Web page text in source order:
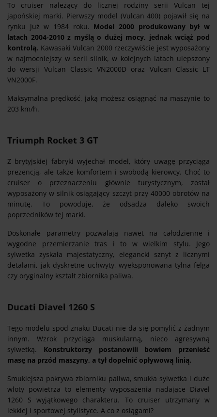
To cruiser należący do licznej rodziny serii Vulcan tej
japońskiej marki. Pierwszy model (Vulcan 400) pojawił się na
rynku już w 1984 roku. Model 2000 produkowany był w
latach 2004-2010 z myślą o dużej mocy, jednak wciąż pod
kontrolą. Kawasaki Vulcan 2000 rzeczywiście jest wyposażony
w najmocniejszy w serii silnik, w kolejnych latach ulepszony
do wersji Vulcan Classic VN2000D oraz Vulcan Classic LT
VN2000F.
Maksymalna prędkość, jaką możesz osiągnąć na maszynie to
203 km/h.
Triumph Rocket 3 GT
Z brytyjskiej fabryki wyjechał model, który uwagę przyciąga
prezencją, ale także komfortem i swobodą kierowcy. Choć to
cruiser o przeznaczeniu głównie turystycznym, został
wyposażony w silnik osiągający szczyt przy 40000 obrotów na
minutę. To powoduje, że odsadza daleko swoich
poprzedników tej marki.
Doskonałe parametry pozwalają nawet na całodzienne i
wygodne przemierzanie tras i to w wielkim stylu. Jego
sylwetka zyskała majestatyczny, elegancki sznyt z licznymi
detalami, jak dyskretne uchwyty, wyeksponowana tylna felga
czy oryginalny kształt zbiornika paliwa.
Ducati Diavel 1260 S
Tego modelu spod znaku Ducati nie da się pomylić z żadnym
innym. Wzrok przyciąga muskularną, nieco agresywną
sylwetką. Konstruktorzy postanowili bowiem przenieść
masę na przód maszyny, a tył dopełnić opływową linią.
Smuklejsza pokrywa zbiorniku paliwa, smukła sylwetka i duże
wloty powietrza to elementy wyposażenia nadające Diavel
1260 S wyjątkowego charakteru. To cruiser utrzymany w
lekkiej i sportowej stylistyce. A co z osiągami?